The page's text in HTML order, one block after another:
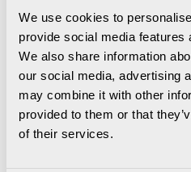
We use cookies to
provide social media features
We also share information
our social media, advertising
may combine it with other
provided to them or that
of their services.
E, 1
Med det integrerade bordsuttaget
data och media på ett snyggt och